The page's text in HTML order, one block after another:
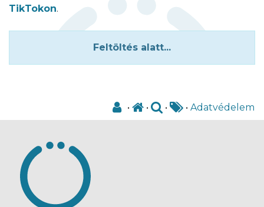
TikTokon.
Feltöltés alatt...
• • • • Adatvédelem